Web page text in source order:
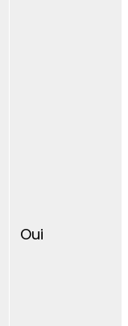
Oui